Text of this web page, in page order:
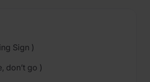
Sign )
don’t go )